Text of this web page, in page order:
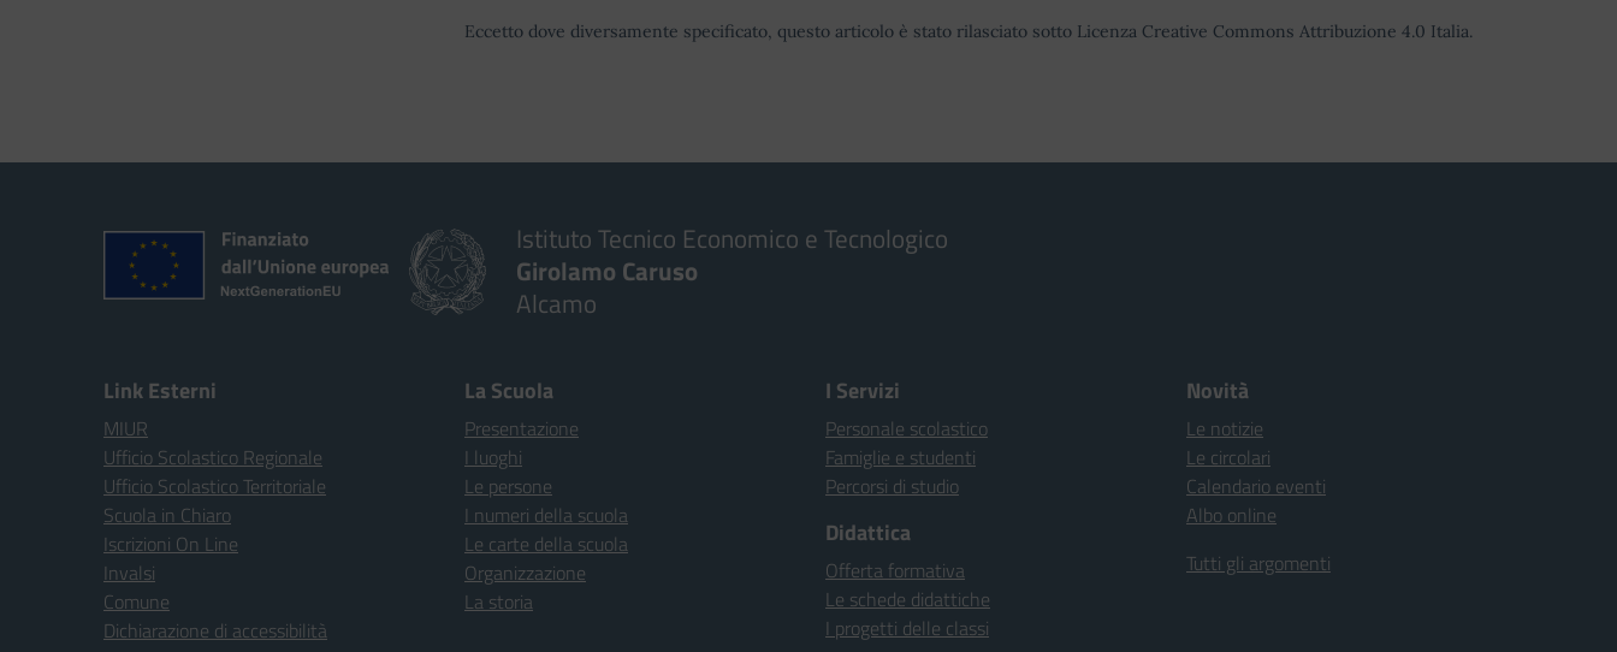
Eccetto dove diversamente specificato, questo articolo è stato rilasciato sotto Licenza Creative Commons Attribuzione 4.0 Italia.
Istituto Tecnico Economico e Tecnologico
Girolamo Caruso
Alcamo
Link Esterni
MIUR
Ufficio Scolastico Regionale
Ufficio Scolastico Territoriale
Scuola in Chiaro
Iscrizioni On Line
Invalsi
Comune
Dichiarazione di accessibilità
La Scuola
Presentazione
I luoghi
Le persone
I numeri della scuola
Le carte della scuola
Organizzazione
La storia
I Servizi
Personale scolastico
Famiglie e studenti
Percorsi di studio
Didattica
Offerta formativa
Le schede didattiche
I progetti delle classi
Novità
Le notizie
Le circolari
Calendario eventi
Albo online
Tutti gli argomenti